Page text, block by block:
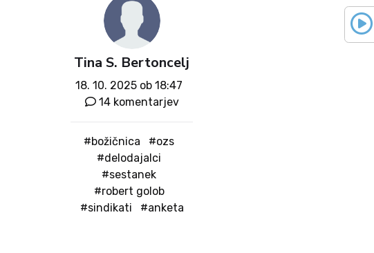
Tina S. Bertoncelj
18. 10. 2025 ob 18:47
14 komentarjev
#božičnica
#ozs
#delodajalci
#sestanek
#robert golob
#sindikati
#anketa